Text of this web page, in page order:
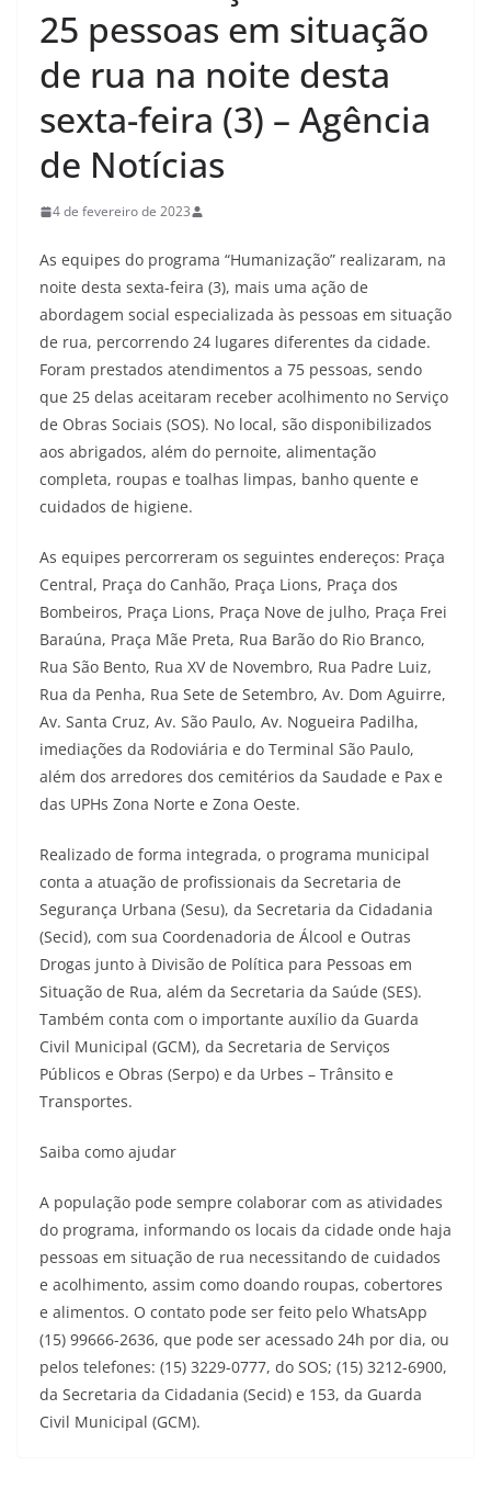
25 pessoas em situação
de rua na noite desta
sexta-feira (3) – Agência
de Notícias
4 de fevereiro de 2023
As equipes do programa “Humanização” realizaram, na
noite desta sexta-feira (3), mais uma ação de
abordagem social especializada às pessoas em situação
de rua, percorrendo 24 lugares diferentes da cidade.
Foram prestados atendimentos a 75 pessoas, sendo
que 25 delas aceitaram receber acolhimento no Serviço
de Obras Sociais (SOS). No local, são disponibilizados
aos abrigados, além do pernoite, alimentação
completa, roupas e toalhas limpas, banho quente e
cuidados de higiene.
As equipes percorreram os seguintes endereços: Praça
Central, Praça do Canhão, Praça Lions, Praça dos
Bombeiros, Praça Lions, Praça Nove de julho, Praça Frei
Baraúna, Praça Mãe Preta, Rua Barão do Rio Branco,
Rua São Bento, Rua XV de Novembro, Rua Padre Luiz,
Rua da Penha, Rua Sete de Setembro, Av. Dom Aguirre,
Av. Santa Cruz, Av. São Paulo, Av. Nogueira Padilha,
imediações da Rodoviária e do Terminal São Paulo,
além dos arredores dos cemitérios da Saudade e Pax e
das UPHs Zona Norte e Zona Oeste.
Realizado de forma integrada, o programa municipal
conta a atuação de profissionais da Secretaria de
Segurança Urbana (Sesu), da Secretaria da Cidadania
(Secid), com sua Coordenadoria de Álcool e Outras
Drogas junto à Divisão de Política para Pessoas em
Situação de Rua, além da Secretaria da Saúde (SES).
Também conta com o importante auxílio da Guarda
Civil Municipal (GCM), da Secretaria de Serviços
Públicos e Obras (Serpo) e da Urbes – Trânsito e
Transportes.
Saiba como ajudar
A população pode sempre colaborar com as atividades
do programa, informando os locais da cidade onde haja
pessoas em situação de rua necessitando de cuidados
e acolhimento, assim como doando roupas, cobertores
e alimentos. O contato pode ser feito pelo WhatsApp
(15) 99666-2636, que pode ser acessado 24h por dia, ou
pelos telefones: (15) 3229-0777, do SOS; (15) 3212-6900,
da Secretaria da Cidadania (Secid) e 153, da Guarda
Civil Municipal (GCM).